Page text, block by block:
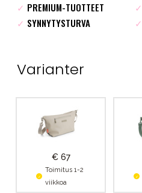
✓ PREMIUM-TUOTTEET ✓
✓ SYNNYTYSTURVA ✓
Varianter
€ 67
Toimitus 1-2
viikkoa